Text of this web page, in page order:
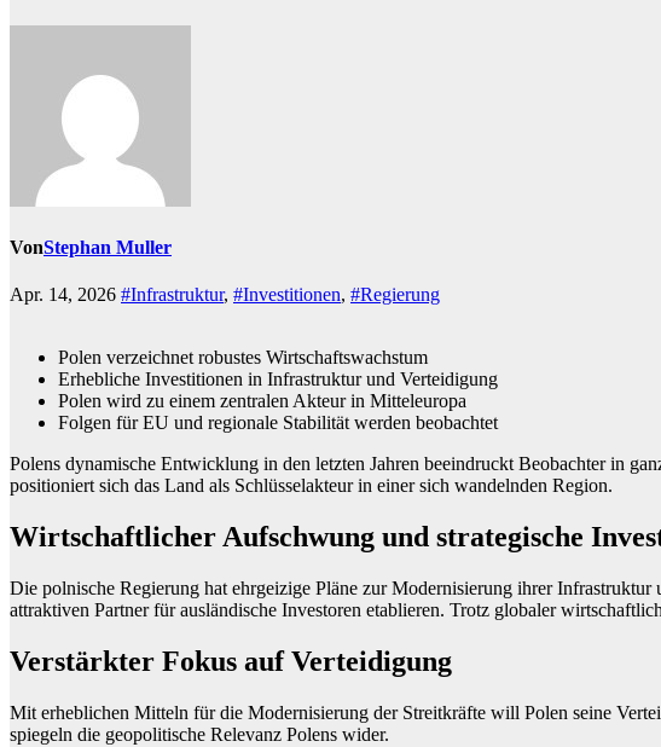
VonStephan Muller
Apr. 14, 2026 #Infrastruktur, #Investitionen, #Regierung
Polen verzeichnet robustes Wirtschaftswachstum
Erhebliche Investitionen in Infrastruktur und Verteidigung
Polen wird zu einem zentralen Akteur in Mitteleuropa
Folgen für EU und regionale Stabilität werden beobachtet
Polens dynamische Entwicklung in den letzten Jahren beeindruckt Beobachter in
positioniert sich das Land als Schlüsselakteur in einer sich wandelnden Region.
Wirtschaftlicher Aufschwung und strategische
Die polnische Regierung hat ehrgeizige Pläne zur Modernisierung ihrer
attraktiven Partner für ausländische Investoren etablieren. Trotz globaler
Verstärkter Fokus auf Verteidigung
Mit erheblichen Mitteln für die Modernisierung der Streitkräfte will Polen seine
spiegeln die geopolitische Relevanz Polens wider.